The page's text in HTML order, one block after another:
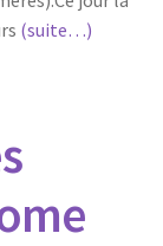
(suite…)